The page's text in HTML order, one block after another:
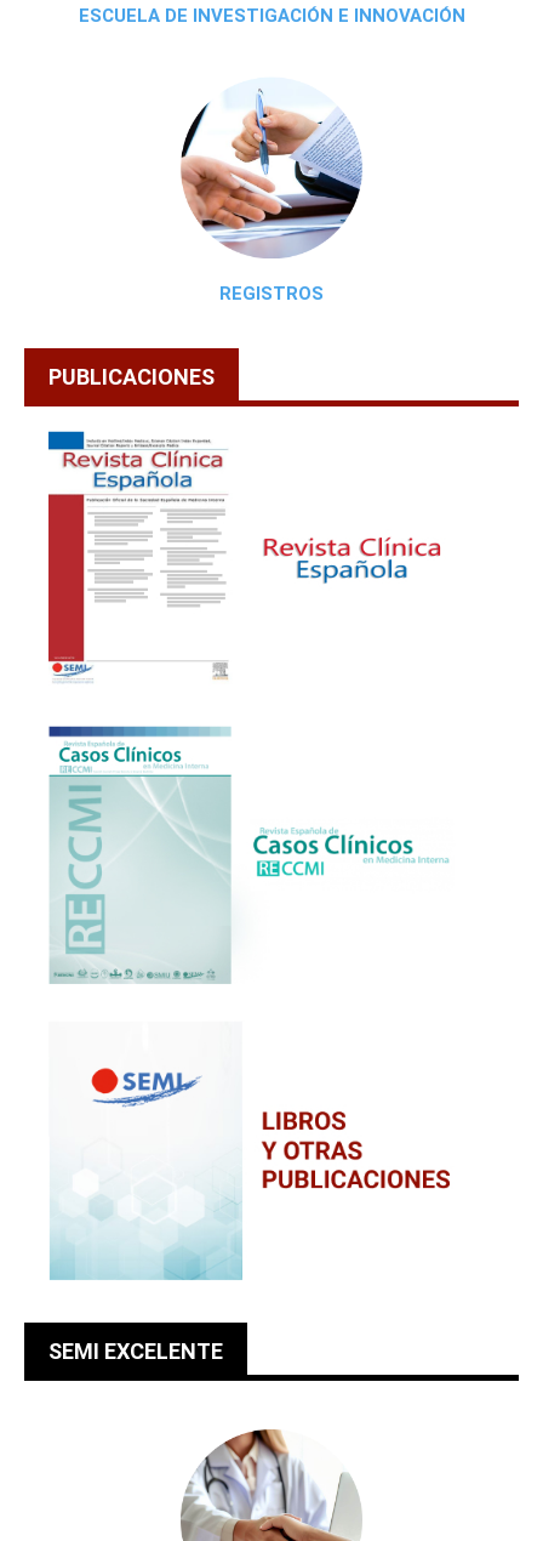
ESCUELA DE INVESTIGACIÓN E INNOVACIÓN
REGISTROS
PUBLICACIONES
SEMI EXCELENTE